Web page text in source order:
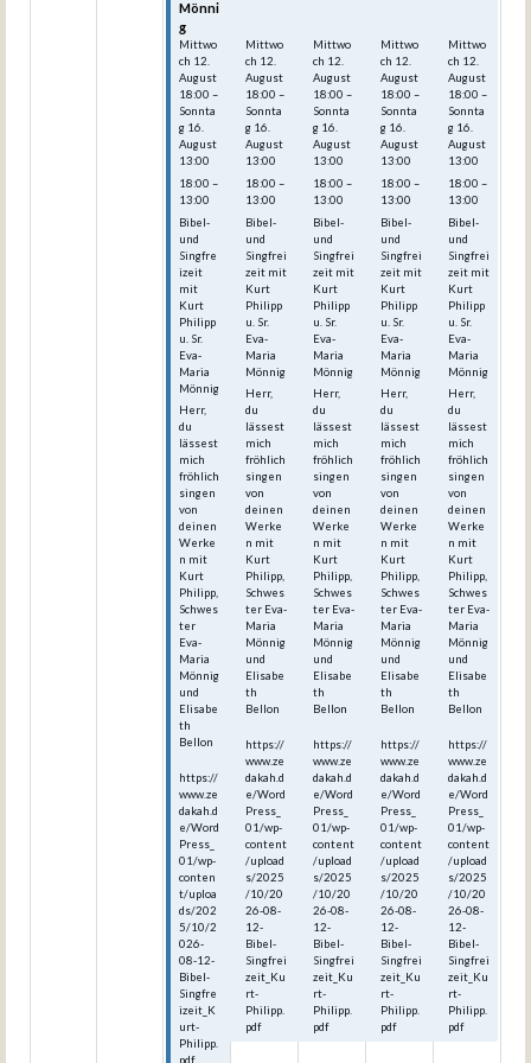
Mönni
g
Mittwo
ch 12.
August
18:00 –
Sonnta
g 16.
August
13:00
18:00 –
13:00
Bibel-
und
Singfre
izeit
mit
Kurt
Philipp
u. Sr.
Eva-
Maria
Mönnig
Herr,
du
lässest
mich
fröhlich
singen
von
deinen
Werke
n mit
Kurt
Philipp,
Schwes
ter
Eva-
Maria
Mönnig
und
Elisabe
th
Bellon
https://
www.ze
dakah.d
e/Word
Press_
01/wp-
conten
t/uploa
ds/202
5/10/2
026-
08-12-
Bibel-
Singfre
izeit_K
urt-
Philipp.
pdf
Mittwo
ch 12.
August
18:00 –
Sonnta
g 16.
August
13:00
18:00 –
13:00
Bibel-
und
Singfrei
zeit mit
Kurt
Philipp
u. Sr.
Eva-
Maria
Mönnig
Herr,
du
lässest
mich
fröhlich
singen
von
deinen
Werke
n mit
Kurt
Philipp,
Schwes
ter Eva-
Maria
Mönnig
und
Elisabe
th
Bellon
https://
www.ze
dakah.d
e/Word
Press_
01/wp-
content
/upload
s/2025
/10/20
26-08-
12-
Bibel-
Singfrei
zeit_Ku
rt-
Philipp.
pdf
Mittwo
ch 12.
August
18:00 –
Sonnta
g 16.
August
13:00
18:00 –
13:00
Bibel-
und
Singfrei
zeit mit
Kurt
Philipp
u. Sr.
Eva-
Maria
Mönnig
Herr,
du
lässest
mich
fröhlich
singen
von
deinen
Werke
n mit
Kurt
Philipp,
Schwes
ter Eva-
Maria
Mönnig
und
Elisabe
th
Bellon
https://
www.ze
dakah.d
e/Word
Press_
01/wp-
content
/upload
s/2025
/10/20
26-08-
12-
Bibel-
Singfrei
zeit_Ku
rt-
Philipp.
pdf
Mittwo
ch 12.
August
18:00 –
Sonnta
g 16.
August
13:00
18:00 –
13:00
Bibel-
und
Singfrei
zeit mit
Kurt
Philipp
u. Sr.
Eva-
Maria
Mönnig
Herr,
du
lässest
mich
fröhlich
singen
von
deinen
Werke
n mit
Kurt
Philipp,
Schwes
ter Eva-
Maria
Mönnig
und
Elisabe
th
Bellon
https://
www.ze
dakah.d
e/Word
Press_
01/wp-
content
/upload
s/2025
/10/20
26-08-
12-
Bibel-
Singfrei
zeit_Ku
rt-
Philipp.
pdf
Mittwo
ch 12.
August
18:00 –
Sonnta
g 16.
August
13:00
18:00 –
13:00
Bibel-
und
Singfrei
zeit mit
Kurt
Philipp
u. Sr.
Eva-
Maria
Mönnig
Herr,
du
lässest
mich
fröhlich
singen
von
deinen
Werke
n mit
Kurt
Philipp,
Schwes
ter Eva-
Maria
Mönnig
und
Elisabe
th
Bellon
https://
www.ze
dakah.d
e/Word
Press_
01/wp-
content
/upload
s/2025
/10/20
26-08-
12-
Bibel-
Singfrei
zeit_Ku
rt-
Philipp.
pdf